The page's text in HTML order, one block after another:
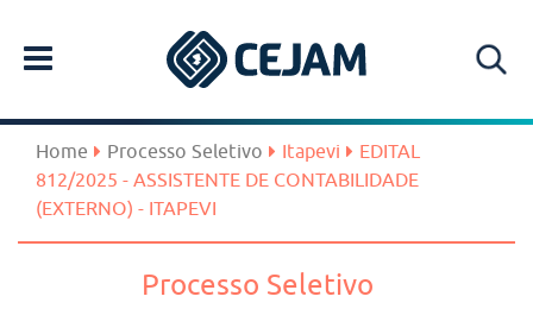
Home Processo Seletivo Itapevi
EDITAL
812/2025 - ASSISTENTE DE CONTABILIDADE
(EXTERNO) - ITAPEVI
Processo Seletivo